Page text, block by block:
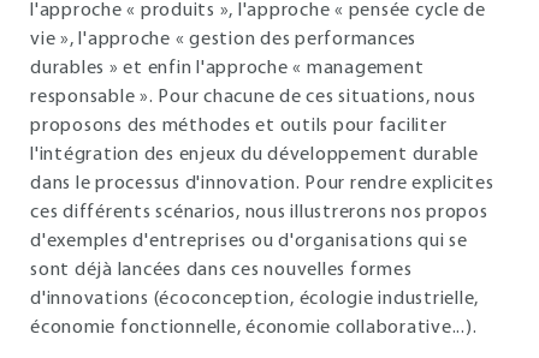
l'approche « produits », l'approche « pensée cycle de
vie », l'approche « gestion des performances
durables » et enfin l'approche « management
responsable ». Pour chacune de ces situations, nous
proposons des méthodes et outils pour faciliter
l'intégration des enjeux du développement durable
dans le processus d'innovation. Pour rendre explicites
ces différents scénarios, nous illustrerons nos propos
d'exemples d'entreprises ou d'organisations qui se
sont déjà lancées dans ces nouvelles formes
d'innovations (écoconception, écologie industrielle,
économie fonctionnelle, économie collaborative...).